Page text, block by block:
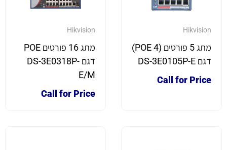
Hikvision
מתג 5 פורטים (4 POE)
דגם DS-3E0105P-E
Call for Price
Hikvision
מתג 16 פורטים POE
דגם DS-3E0318P-
E/M
Call for Price